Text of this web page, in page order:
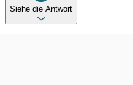
Siehe die Antwort